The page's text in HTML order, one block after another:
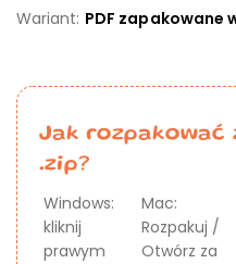
Wariant: PDF zapakowane
Jak rozpakować
.zip?
Windows:
kliknij
prawym
Mac:
Rozpakuj /
Otwórz za